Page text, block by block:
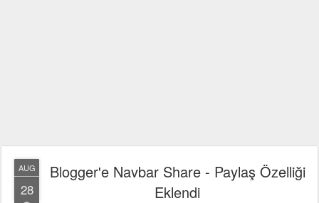
AUG
28
Blogger'e Navbar Share - Paylaş Özelliği
Eklendi